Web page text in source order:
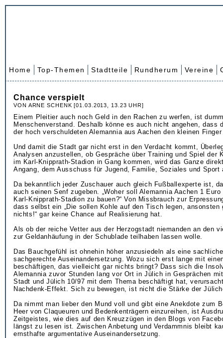
Home Top-Themen Stadtteile Rundherum Vereine
Chance verspielt
VON ARNE SCHENK [01.03.2013, 13.23 UHR]
Einem Pleitier auch noch Geld in den Rachen zu werfen, ist
Menschenverstand. Deshalb könne es auch nicht angehen, dass
der hoch verschuldeten Alemannia aus Aachen den kleinen
Und damit die Stadt gar nicht erst in den Verdacht kommt,
Analysen anzustellen, ob Gespräche über Training und Spiel der
im Karl-Knipprath-Stadion in Gang kommen, wird das Ganze
Angang, dem Ausschuss für Jugend, Familie, Soziales und Sport
Da bekanntlich jeder Zuschauer auch gleich Fußballexperte ist,
auch seinen Senf zugeben. „Woher soll Alemannia Aachen 1
Karl-Knipprath-Stadion zu bauen?“ Von Missbrauch zur
dass selbst ein „Die sollen Kohle auf den Tisch legen, ansonsten
nichts!“ gar keine Chance auf Realisierung hat.
Als ob der reiche Vetter aus der Herzogstadt niemanden an den
zur Geldanhäufung in der Schublade teilhaben lassen wolle.
Das Bauchgefühl ist ohnehin höher anzusiedeln als eine
sachgerechte Auseinandersetzung. Wozu sich erst lange mit
beschäftigen, das vielleicht gar nichts bringt? Dass sich die
Alemannia zuvor Stunden lang vor Ort in Jülich in Gesprächen
Stadt und Jülich 10/97 mit dem Thema beschäftigt hat,
Nachdenk-Effekt. Sich zu bewegen, ist nicht die Stärke der
Da nimmt man lieber den Mund voll und gibt eine Anekdote zum
Heer von Claqueuren und Bedenkenträgern einzureihen, ist
Zeitgeistes, wie dies auf den Kreuzzügen in den Blogs von
längst zu lesen ist. Zwischen Anbetung und Verdammnis bleibt
ernsthafte argumentative Auseinandersetzung.